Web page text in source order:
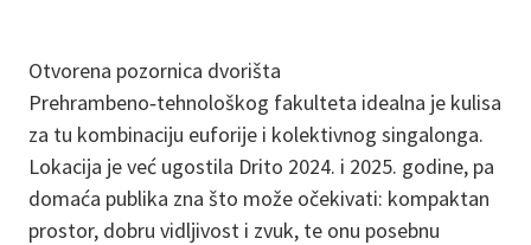
Otvorena pozornica dvorišta
Prehrambeno‑tehnološkog fakulteta idealna je kulisa
za tu kombinaciju euforije i kolektivnog singalonga.
Lokacija je već ugostila Drito 2024. i 2025. godine, pa
domaća publika zna što može očekivati: kompaktan
prostor, dobru vidljivost i zvuk, te onu posebnu